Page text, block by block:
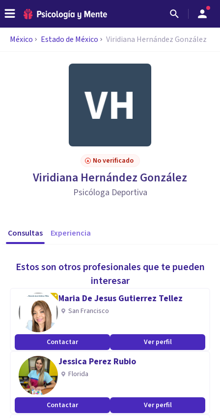
México Estado de México Viridiana Hernández González
No verificado
Viridiana Hernández González
Psicóloga Deportiva
Consultas Experiencia
Estos son otros profesionales que te pueden
interesar
Maria De Jesus Gutierrez Tellez
San Francisco
Contactar Ver perfil
Jessica Perez Rubio
Florida
Contactar Ver perfil